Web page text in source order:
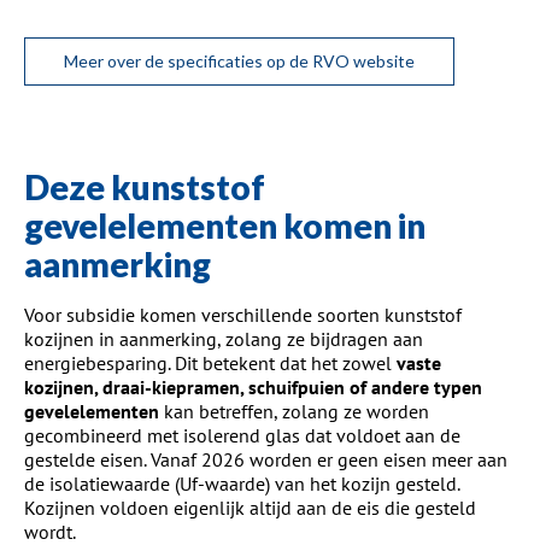
Meer over de specificaties op de RVO website
Deze kunststof
gevelelementen komen in
aanmerking
Voor subsidie komen verschillende soorten kunststof
kozijnen in aanmerking, zolang ze bijdragen aan
energiebesparing. Dit betekent dat het zowel vaste
kozijnen, draai-kiepramen, schuifpuien of andere typen
gevelelementen kan betreffen, zolang ze worden
gecombineerd met isolerend glas dat voldoet aan de
gestelde eisen. Vanaf 2026 worden er geen eisen meer aan
de isolatiewaarde (Uf-waarde) van het kozijn gesteld.
Kozijnen voldoen eigenlijk altijd aan de eis die gesteld
wordt.